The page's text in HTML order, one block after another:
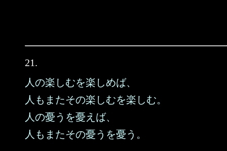
21.
人の楽しむを楽しめば、
人もまたその楽しむを楽しむ。
人の憂うを憂えば、
人もまたその憂うを憂う。